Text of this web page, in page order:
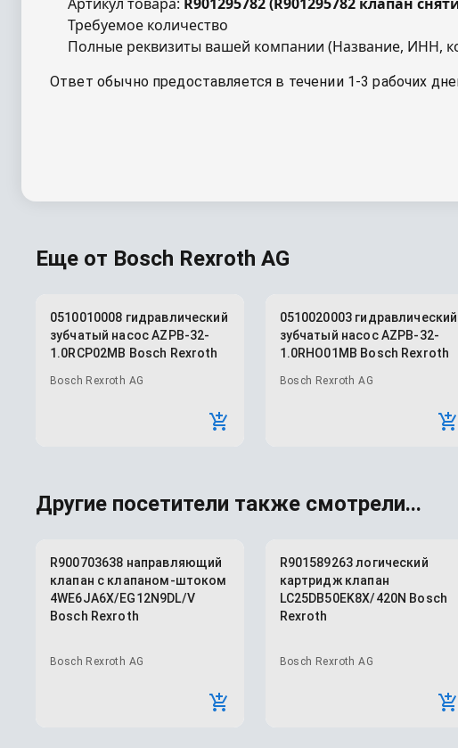
Требуемое количество
Полные реквизиты вашей компании (Название, ИНН,
Ответ обычно предоставляется в течении 1-3 рабочих
Еще от Bosch Rexroth AG
0510010008 гидравлический
зубчатый насос AZPB-32-
1.0RCP02MB Bosch Rexroth
Bosch Rexroth AG
0510020003 гидравлический
зубчатый насос AZPB-32-
1.0RHO01MB Bosch Rexroth
Bosch Rexroth AG
Другие посетители также смотрели...
R900703638 направляющий
клапан с клапаном-штоком
4WE6JA6X/EG12N9DL/V
Bosch Rexroth
Bosch Rexroth AG
R901589263 логический
картридж клапан
LC25DB50EK8X/420N Bosch
Rexroth
Bosch Rexroth AG